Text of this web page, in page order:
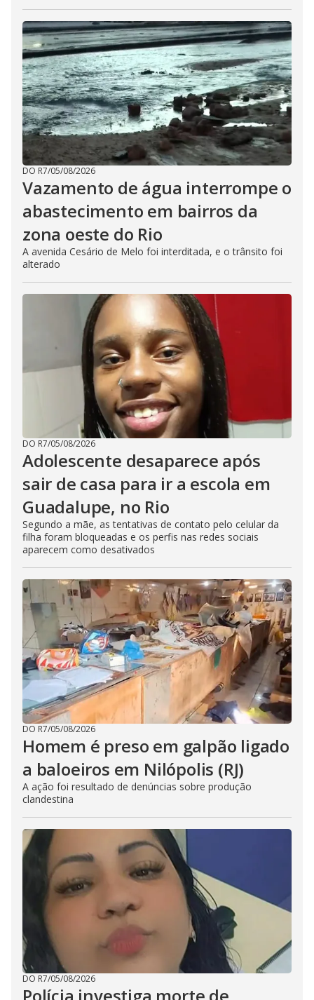
DO R7/05/08/2026
Vazamento de água interrompe o
abastecimento em bairros da
zona oeste do Rio
A avenida Cesário de Melo foi interditada, e o trânsito foi
alterado
DO R7/05/08/2026
Adolescente desaparece após
sair de casa para ir a escola em
Guadalupe, no Rio
Segundo a mãe, as tentativas de contato pelo celular da
filha foram bloqueadas e os perfis nas redes sociais
aparecem como desativados
DO R7/05/08/2026
Homem é preso em galpão ligado
a baloeiros em Nilópolis (RJ)
A ação foi resultado de denúncias sobre produção
clandestina
DO R7/05/08/2026